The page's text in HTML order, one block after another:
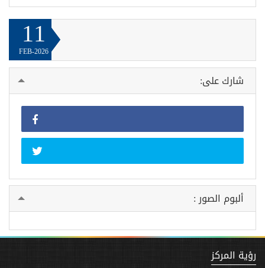
11
FEB-2026
شارك على:
ألبوم الصور :
رؤية المركز